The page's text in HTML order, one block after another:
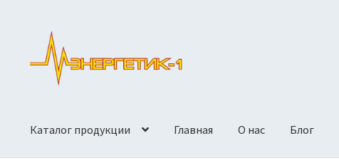
Перейти
навигации
Перейти
содержимому
Каталог продукции Главная О нас Блог